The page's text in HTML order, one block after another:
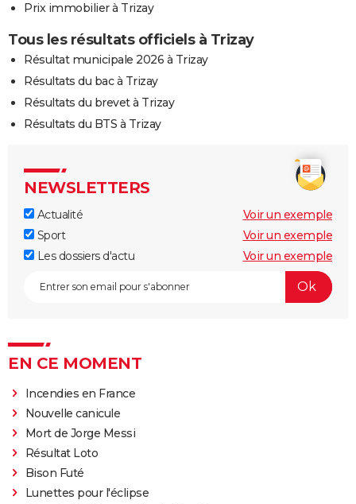
Prix immobilier à Trizay
Tous les résultats officiels à Trizay
Résultat municipale 2026 à Trizay
Résultats du bac à Trizay
Résultats du brevet à Trizay
Résultats du BTS à Trizay
NEWSLETTERS
Actualité
Voir un exemple
Sport
Voir un exemple
Les dossiers d'actu
Voir un exemple
EN CE MOMENT
Incendies en France
Nouvelle canicule
Mort de Jorge Messi
Résultat Loto
Bison Futé
Lunettes pour l'éclipse